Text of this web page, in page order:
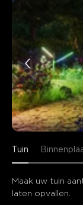
Tuin
Maak uw tuin
laten opvallen.